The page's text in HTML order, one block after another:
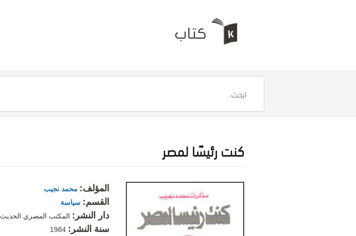
كنت رئيسًا لمصر
المؤلف: محمد نجيب
القسم: سياسة
دار النشر: المكتب المصري الحديث
سنة النشر: